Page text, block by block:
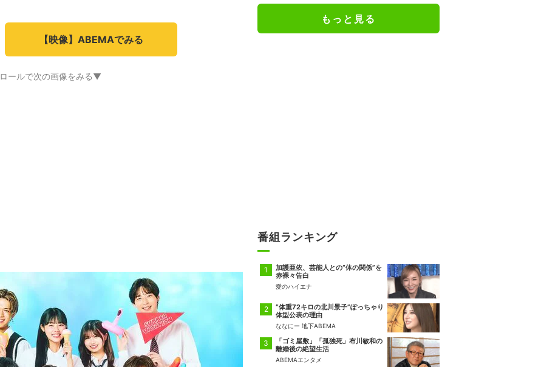
【映像】ABEMAでみる
ールで次の画像をみる▼
もっと見る
番組ランキング
加護亜依、芸能人との“体の関係”を
赤裸々告白
愛のハイエナ
“体重72キロの北川景子”ぽっちゃり
体型公表の理由
ななにー 地下ABEMA
「ゴミ屋敷」「孤独死」布川敏和の
離婚後の絶望生活
ABEMAエンタメ